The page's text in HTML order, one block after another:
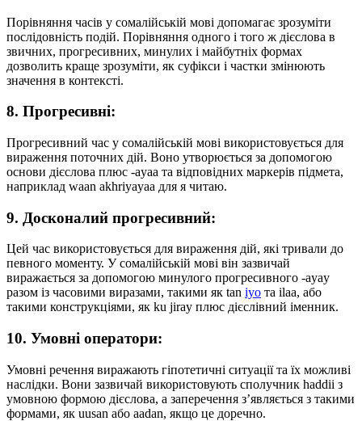
Порівняння часів у сомалійській мові допомагає зрозуміти
послідовність подій. Порівняння одного і того ж дієслова в
звичних, прогресивних, минулих і майбутніх формах
дозволить краще зрозуміти, як суфікси і частки змінюють
значення в контексті.
8. Прогресивні:
Прогресивний час у сомалійській мові використовується для
вираження поточних дій. Воно утворюється за допомогою
основи дієслова плюс -ayaa та відповідних маркерів підмета,
наприклад waan akhriyayaa для я читаю.
9. Досконалий прогресивний:
Цей час використовується для вираження дій, які тривали до
певного моменту. У сомалійській мові він зазвичай
виражається за допомогою минулого прогресивного -ayay
разом із часовими виразами, такими як tan iyo та ilaa, або
такими конструкціями, як ku jiray плюс дієслівний іменник.
10. Умовні оператори:
Умовні речення виражають гіпотетичні ситуації та їх можливі
наслідки. Вони зазвичай використовують сполучник haddii з
умовною формою дієслова, а заперечення з’являється з такими
формами, як uusan або aadan, якщо це доречно.